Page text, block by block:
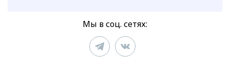
Мы в соц. сетях: